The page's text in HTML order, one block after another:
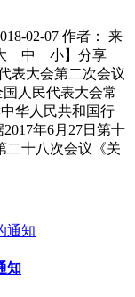
02-07 作者： 来
大 中 小】分享
表大会第二次会议
人民代表大会常
华人民共和国行
年6月27日第十
二十八次会议《关
知